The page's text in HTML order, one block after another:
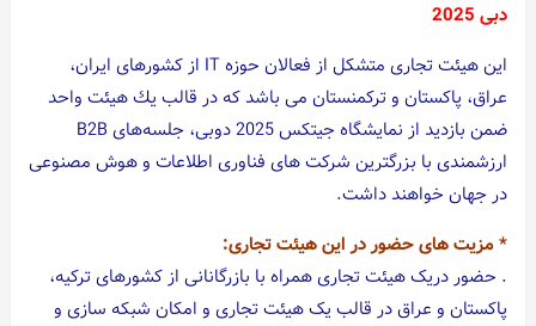
دبی 2025
اين هيئت تجارى متشكل از فعالان حوزه IT از كشورهاى ايران،
عراق، پاكستان و تركمنستان مى باشد كه در قالب يك هيئت واحد
ضمن بازدید از نمایشگاه جیتکس 2025 دوبی، جلسه‌های B2B
ارزشمندى با بزرگترين شركت هاى فناورى اطلاعات و هوش مصنوعى
در جهان خواهند داشت.
* مزیت های حضور در این هیئت تجاری:
. حضور دریک هیئت تجاری همراه با بازرگانانی از کشورهای ترکیه،
پاکستان و عراق در قالب یک هیئت تجاری و امکان شبکه سازی و